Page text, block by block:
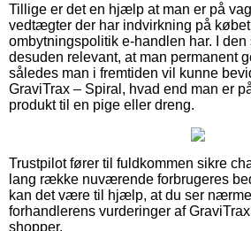
Tillige er det en hjælp at man er på
vedtægter der har indvirkning på
ombytningspolitik e-handlen har. I
desuden relevant, at man permanent
således man i fremtiden vil kunne
GraviTrax – Spiral, hvad end man er
produkt til en pige eller dreng.
Trustpilot fører til fuldkommen sikre
lang række nuværende forbrugeres
kan det være til hjælp, at du ser
forhandlerens vurderinger af
shopper.